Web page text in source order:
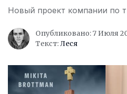
Новый проект компании по
Опубликовано: 7 Июля
Текст:Леся